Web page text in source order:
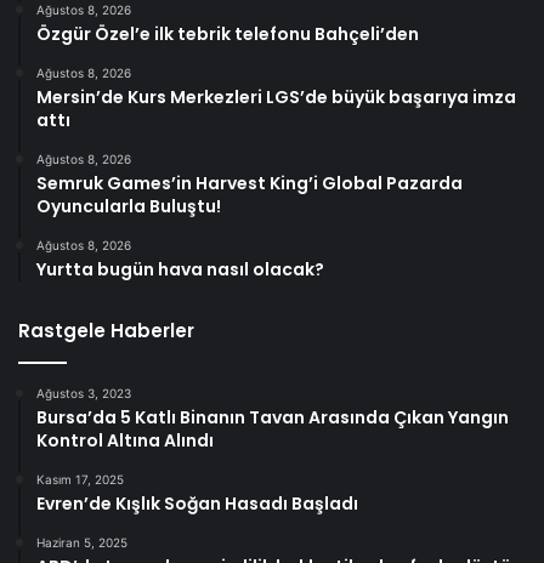
Ağustos 8, 2026
Özgür Özel’e ilk tebrik telefonu Bahçeli’den
Ağustos 8, 2026
Mersin’de Kurs Merkezleri LGS’de büyük başarıya imza
attı
Ağustos 8, 2026
Semruk Games’in Harvest King’i Global Pazarda
Oyuncularla Buluştu!
Ağustos 8, 2026
Yurtta bugün hava nasıl olacak?
Rastgele Haberler
Ağustos 3, 2023
Bursa’da 5 Katlı Binanın Tavan Arasında Çıkan Yangın
Kontrol Altına Alındı
Kasım 17, 2025
Evren’de Kışlık Soğan Hasadı Başladı
Haziran 5, 2025